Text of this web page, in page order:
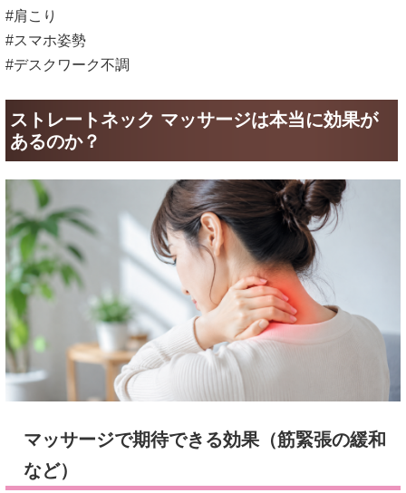
#肩こり
#スマホ姿勢
#デスクワーク不調
ストレートネック マッサージは本当に効果が
あるのか？
マッサージで期待できる効果（筋緊張の緩和
など）